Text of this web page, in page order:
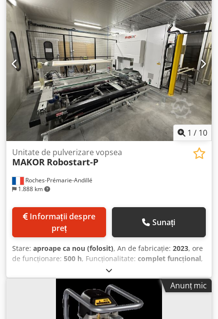
1 / 10
Roches-Prémarie-Andillé
1.888 km
Unitate de pulverizare vopsea
MAKOR Robostart-P
preț
Sunați
Stare: aproape ca nou (folosit), An de fabricație: 2023, ore
de funcționare: 500 h, Funcționalitate: complet funcțional,
Linie automată de vopsire pentru uși, compusă din:
Depilator automat de uși, ușă cu ușă Robot automat de
vopsire cu pulverizare Codpfsyrr Dkjx Adpsrf Stivuitor de
uși pe cărucioare Dimensiuni uși: lungimi de la 2000 la
2600 mm, lățimi de la 730 la 1030 mm
Anunț mic